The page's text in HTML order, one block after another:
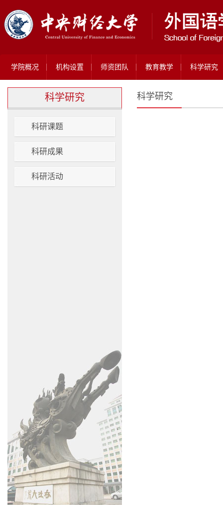
学院概况 机构设置 师资团队 教育教学 科学研究
科学研究
科研课题
科研成果
科研活动
科学研究